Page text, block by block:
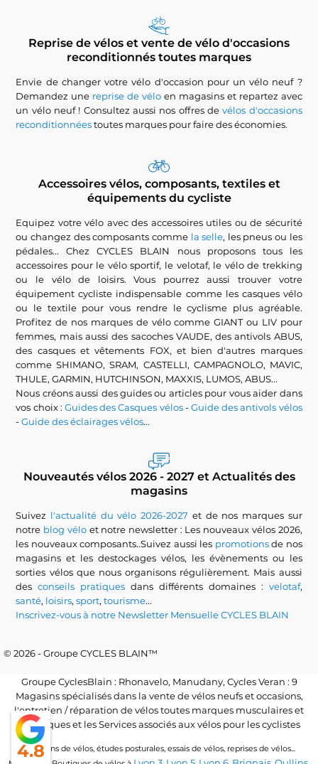
Reprise de vélos et vente de vélo d'occasions
reconditionnés toutes marques
Envie de changer votre vélo d'occasion pour un vélo neuf ?
Demandez une reprise de vélo en magasins et repartez avec
un vélo neuf ! Consultez aussi nos offres devélos d'occasions
reconditionnéestoutes marques pour faire des économies.
Accessoires vélos, composants, textiles et
équipements du cycliste
Equipez votre vélo avec des accessoires utiles ou de sécurité
ou changez des composants comme la selle, les pneus ou les
pédales... Chez CYCLES BLAIN nous proposons tous les
accessoires pour le vélo sportif, le velotaf, le vélo de trekking
ou le vélo de loisirs. Vous pourrez aussi trouver votre
équipement cycliste indispensable comme les casques vélo
ou le textile pour vous rendre le cyclisme plus agréable.
Profitez de nos marques de vélo comme GIANT ou LIV pour
femmes, mais aussi des sacoches VAUDE, des antivols ABUS,
des casques et vêtements FOX, et bien d'autres marques
comme SHIMANO, SRAM, CASTELLI, CAMPAGNOLO, MAVIC,
THULE, GARMIN, HUTCHINSON, MAXXIS, LUMOS, ABUS...
Nous créons aussi des guides ou articles pour vous aider dans
vos choix :Guides des Casques vélos-Guide des antivols vélos
-Guide des éclairages vélos...
Nouveautés vélos 2026 - 2027 et Actualités des
magasins
Suivez l'actualité du vélo 2026-2027 et de nos marques sur
notre blog véloet notre newsletter : Les nouveaux vélos 2026,
les nouveaux composants..Suivez aussi les promotionsde nos
magasins et les destockages vélos, les évènements ou les
sorties vélos que nous organisons régulièrement. Mais aussi
desconseils pratiques dans différents domaines : velotaf,
santé, loisirs,sport,tourisme...
Inscrivez-vous à notre Newsletter Mensuelle CYCLES BLAIN
© 2026 - Groupe CYCLES BLAIN™
Groupe CyclesBlain : Rhonavelo, Manudany, Cycles Veran : 9
Magasins spécialisés dans la vente de vélos neufs et occasions,
l'entretien / réparation de vélos toutes marques musculaires et
électriques et les Services associés aux vélos pour les cyclistes
Locations de vélos, études posturales, essais de vélos, reprises de vélos...
4.8